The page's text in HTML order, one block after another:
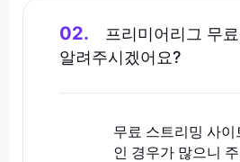
02.
프리미어리그 무
알려주시겠어요?
무료 스트리밍 사
인 경우가 많으니